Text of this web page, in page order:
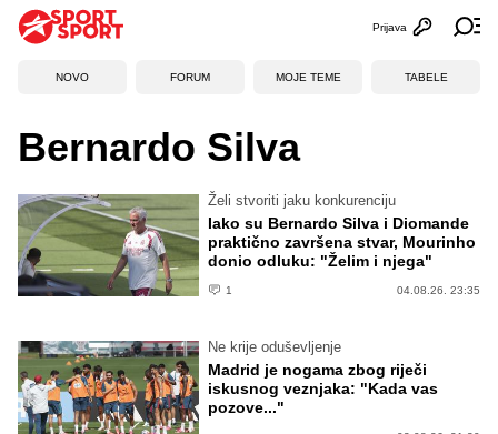
Otvori
Prijava
NOVO FORUM MOJE TEME TABELE
Bernardo Silva
Želi stvoriti jaku konkurenciju
Iako su Bernardo Silva i Diomande
praktično završena stvar, Mourinho
donio odluku: "Želim i njega"
1 04.08.26. 23:35
Ne krije oduševljenje
Madrid je nogama zbog riječi
iskusnog veznjaka: "Kada vas
pozove..."